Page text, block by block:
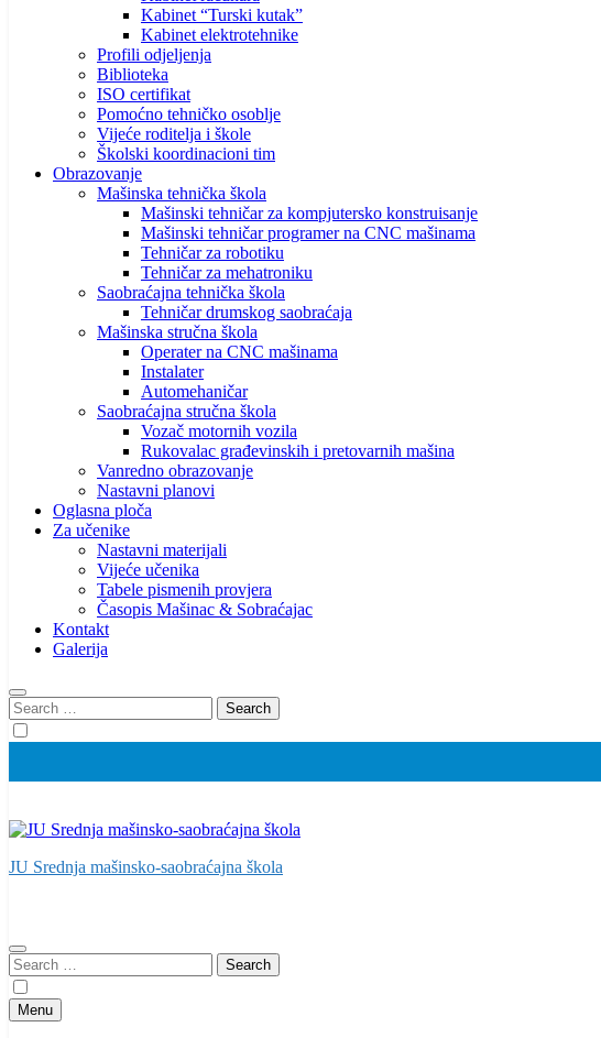
Kabinet “Turski kutak”
Kabinet elektrotehnike
Profili odjeljenja
Biblioteka
ISO certifikat
Pomoćno tehničko osoblje
Vijeće roditelja i škole
Školski koordinacioni tim
Obrazovanje
Mašinska tehnička škola
Mašinski tehničar za kompjutersko konstruisanje
Mašinski tehničar programer na CNC mašinama
Tehničar za robotiku
Tehničar za mehatroniku
Saobraćajna tehnička škola
Tehničar drumskog saobraćaja
Mašinska stručna škola
Operater na CNC mašinama
Instalater
Automehaničar
Saobraćajna stručna škola
Vozač motornih vozila
Rukovalac građevinskih i pretovarnih mašina
Vanredno obrazovanje
Nastavni planovi
Oglasna ploča
Za učenike
Nastavni materijali
Vijeće učenika
Tabele pismenih provjera
Časopis Mašinac & Sobraćajac
Kontakt
Galerija
Search
for:
JU Srednja mašinsko-saobraćajna škola
Search
for:
Menu